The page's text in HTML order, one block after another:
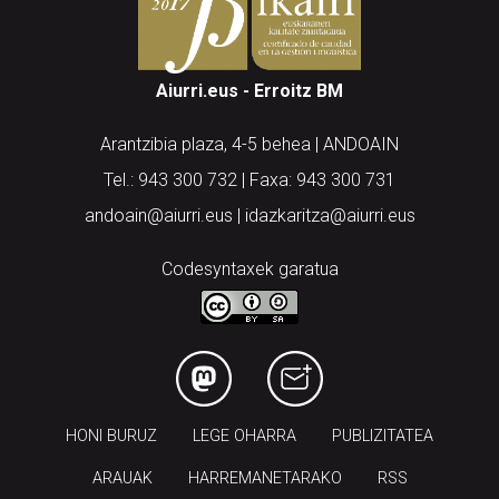
Aiurri.eus - Erroitz BM
Arantzibia plaza, 4-5 behea | ANDOAIN
Tel.: 943 300 732 | Faxa: 943 300 731
andoain@aiurri.eus | idazkaritza@aiurri.eus
Codesyntaxek garatua
HONI BURUZ LEGE OHARRA PUBLIZITATEA
ARAUAK HARREMANETARAKO RSS